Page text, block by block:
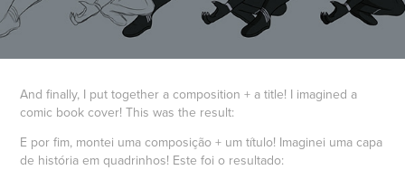
And finally, I put together a composition + a title! I imagined a
comic book cover! This was the result:
E por fim, montei uma composição + um título! Imaginei uma capa
de história em quadrinhos! Este foi o resultado: